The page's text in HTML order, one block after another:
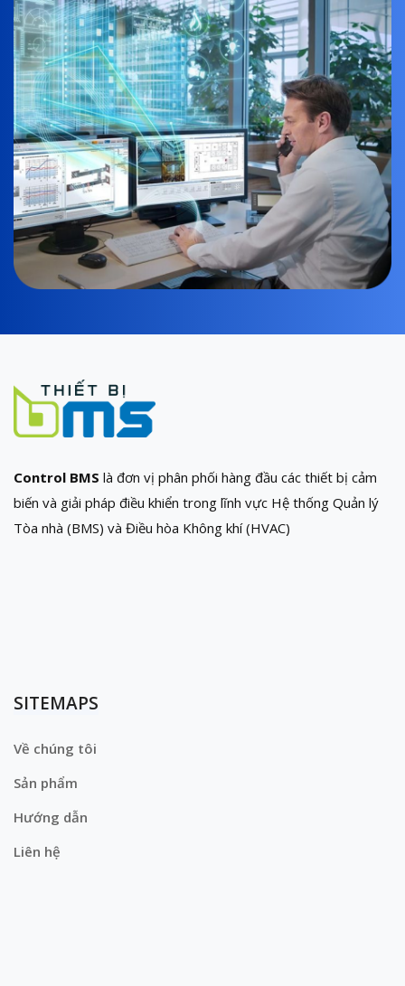
Control BMS là đơn vị phân phối hàng đầu các thiết bị cảm
biến và giải pháp điều khiển trong lĩnh vực Hệ thống Quản lý
Tòa nhà (BMS) và Điều hòa Không khí (HVAC)
SITEMAPS
Về chúng tôi
Sản phẩm
Hướng dẫn
Liên hệ